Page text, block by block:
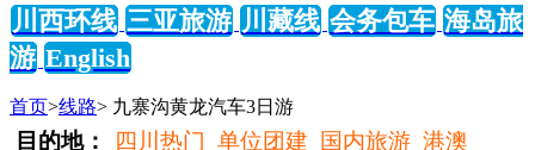
川西环线 三亚旅游 川藏线 会务包车 海岛旅
游 English
首页>线路> 九寨沟黄龙汽车3日游
目的地： 四川热门 单位团建 国内旅游 港澳